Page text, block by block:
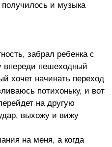
получилось и музыка
забрал ребенка с
впереди пешеходный
хочет начинать переход
потихоньку, и вот
на другую
выхожу и вижу
на меня, а когда